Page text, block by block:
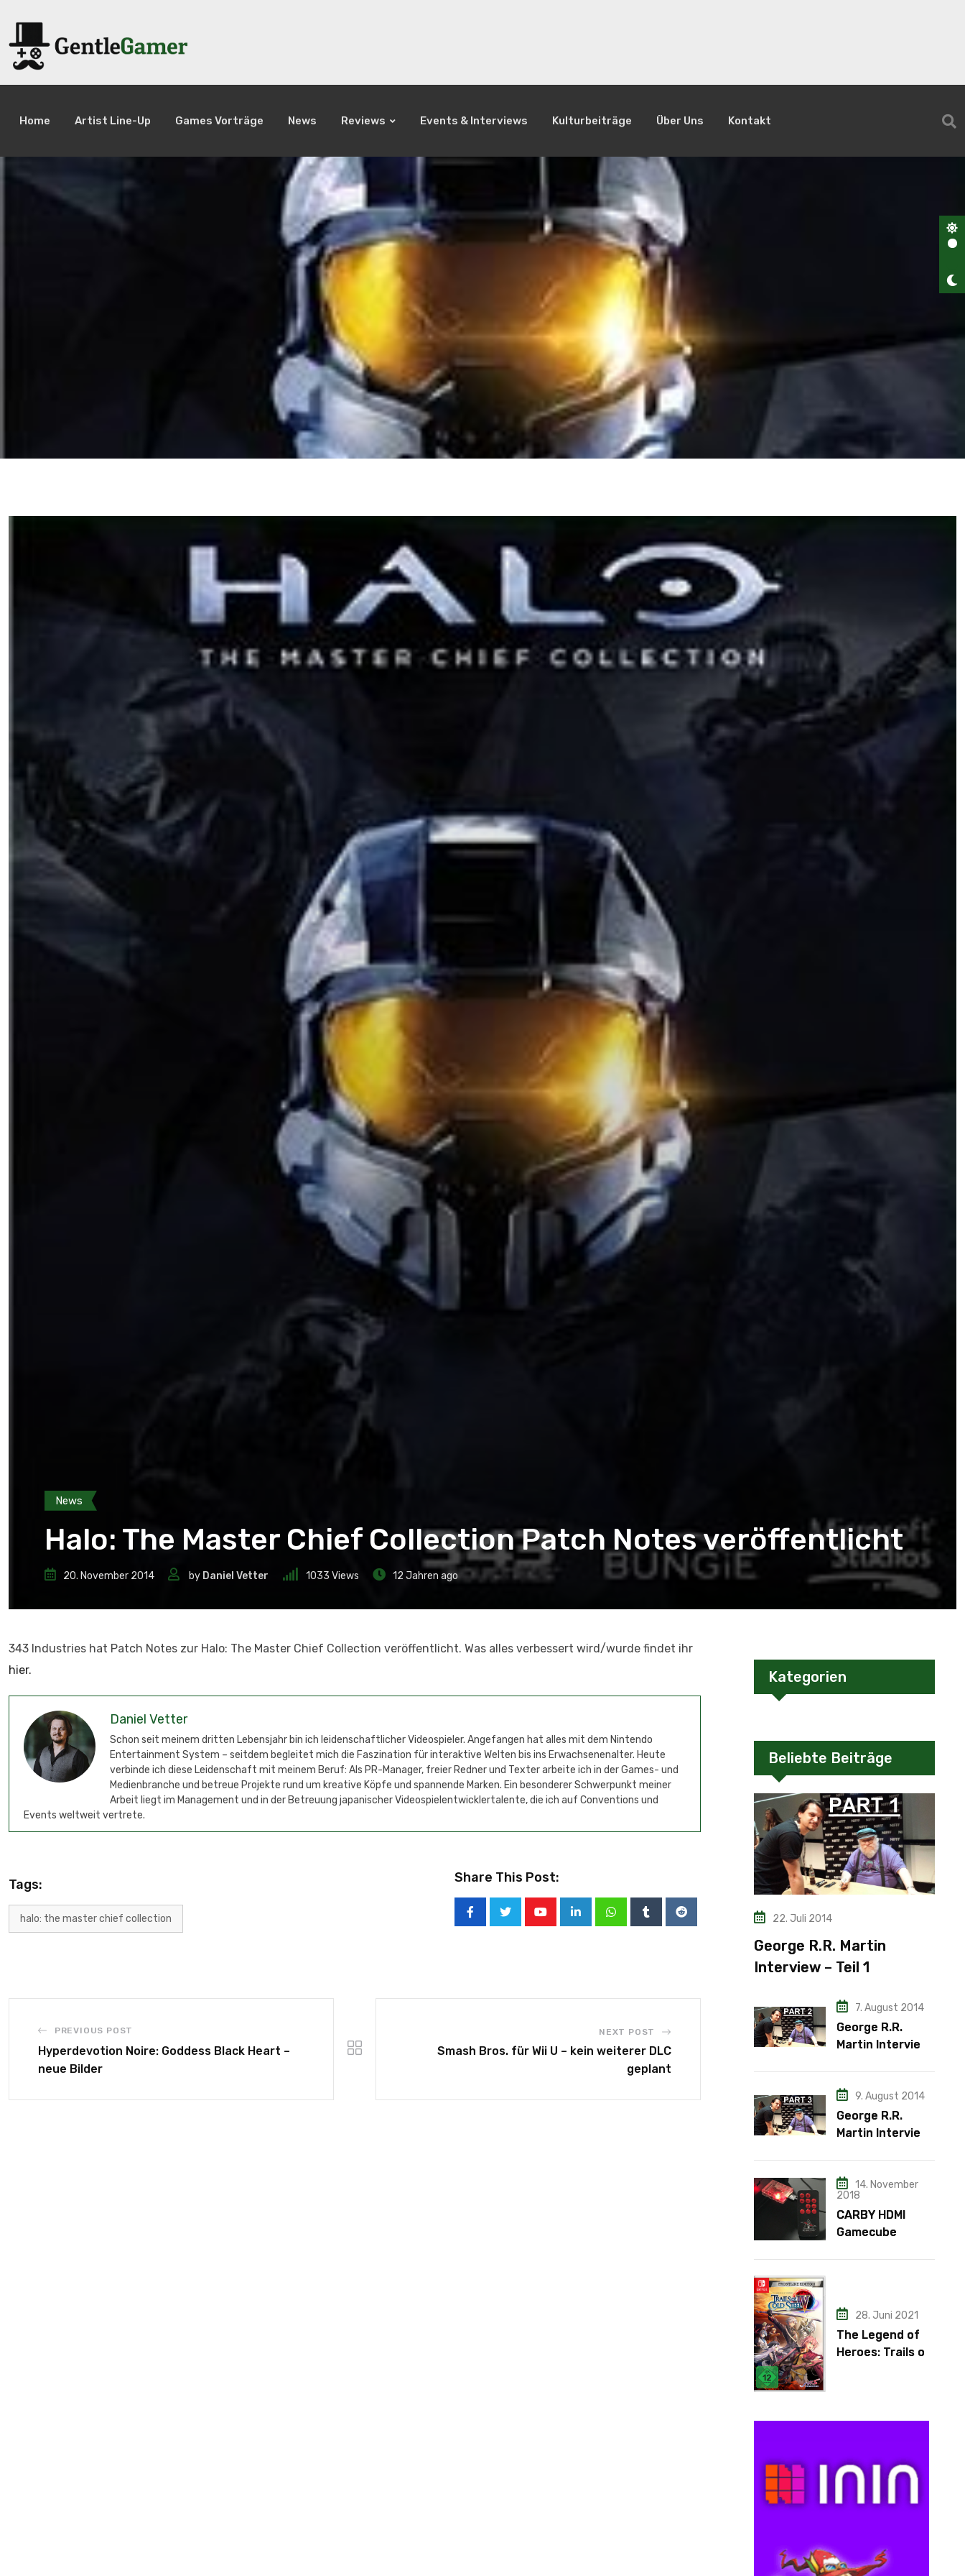
Home Artist Line-Up Games Vorträge News Reviews Events & Interviews Kulturbeiträge Über Uns Kontakt
News
Halo: The Master Chief Collection Patch Notes veröffentlicht
20. November 2014 by Daniel Vetter 1033 Views 12 Jahren ago
343 Industries hat Patch Notes zur Halo: The Master Chief Collection veröffentlicht. Was alles verbessert wird/wurde findet ihr
hier.
Daniel Vetter
Schon seit meinem dritten Lebensjahr bin ich leidenschaftlicher Videospieler. Angefangen hat alles mit dem Nintendo
Entertainment System – seitdem begleitet mich die Faszination für interaktive Welten bis ins Erwachsenenalter. Heute
verbinde ich diese Leidenschaft mit meinem Beruf: Als PR-Manager, freier Redner und Texter arbeite ich in der Games- und
Medienbranche und betreue Projekte rund um kreative Köpfe und spannende Marken. Ein besonderer Schwerpunkt meiner
Arbeit liegt im Management und in der Betreuung japanischer Videospielentwicklertalente, die ich auf Conventions und
Events weltweit vertrete.
Tags:
halo: the master chief collection
Share This Post:
PREVIOUS POST
Hyperdevotion Noire: Goddess Black Heart –
neue Bilder
NEXT POST
Smash Bros. für Wii U – kein weiterer DLC
geplant
Kategorien
Beliebte Beiträge
22. Juli 2014
George R.R. Martin
Interview – Teil 1
7. August 2014
George R.R.
Martin Interview
9. August 2014
George R.R.
Martin Interview
14. November
2018
CARBY HDMI
Gamecube
28. Juni 2021
The Legend of
Heroes: Trails of